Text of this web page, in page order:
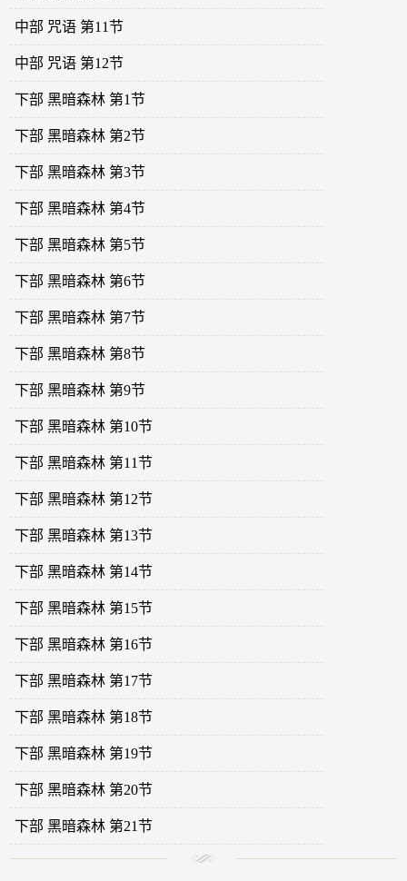
中部 咒语 第11节
中部 咒语 第12节
下部 黑暗森林 第1节
下部 黑暗森林 第2节
下部 黑暗森林 第3节
下部 黑暗森林 第4节
下部 黑暗森林 第5节
下部 黑暗森林 第6节
下部 黑暗森林 第7节
下部 黑暗森林 第8节
下部 黑暗森林 第9节
下部 黑暗森林 第10节
下部 黑暗森林 第11节
下部 黑暗森林 第12节
下部 黑暗森林 第13节
下部 黑暗森林 第14节
下部 黑暗森林 第15节
下部 黑暗森林 第16节
下部 黑暗森林 第17节
下部 黑暗森林 第18节
下部 黑暗森林 第19节
下部 黑暗森林 第20节
下部 黑暗森林 第21节